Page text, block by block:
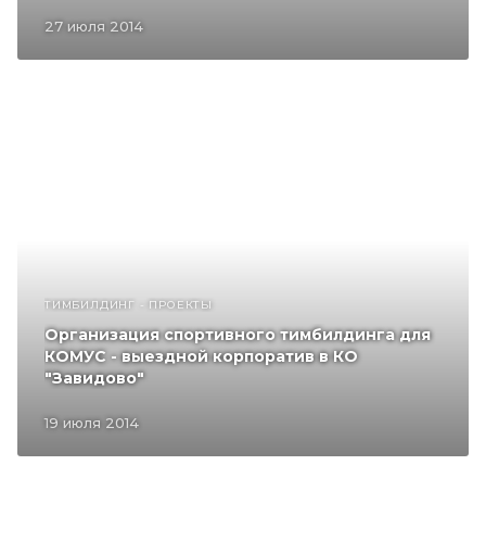
27 июля 2014
ТИМБИЛДИНГ - ПРОЕКТЫ
19 июля 2014
Организация спортивного тимбилдинга для
КОМУС - выездной корпоратив в КО
"Завидово"